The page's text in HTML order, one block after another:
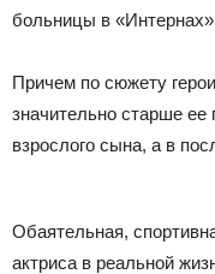
больницы в
Причем по сюжету
значительно старше ее
взрослого сына, а в
Обаятельная,
актриса в реальной